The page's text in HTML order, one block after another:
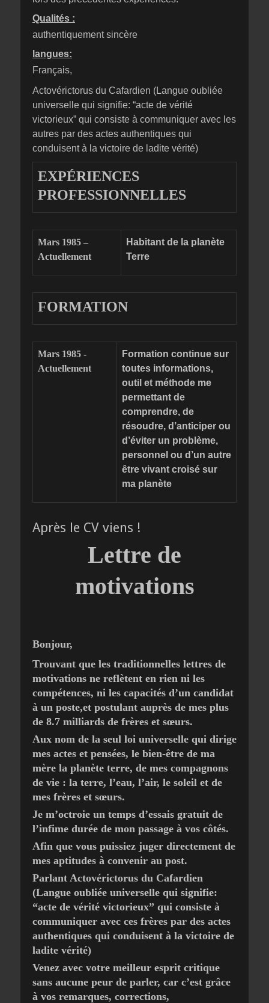
Qualités :
authentiquement sincère
langues:
Français,
Actovérictorus du Cafardien (Langue oubliée
universelle qui signifie: “acte de vérité
victorieux” qui consiste à communiquer avec les
autres par des actes authentiques qui
conduisent à la victoire de ladite vérité)
EXPÉRIENCES
PROFESSIONNELLES
Mars 1985 –
Actuellement
Habitant de la planète
Terre
FORMATION
Mars 1985 -
Actuellement
Formation continue sur
toutes informations,
outil et méthode me
permettant de
comprendre, de
résoudre, d’anticiper ou
d’éviter un problème,
personnel ou d’un autre
être vivant croisé sur
ma planète
Après le CV viens !
Lettre de
motivations
Bonjour,
Trouvant que les traditionnelles lettres de
motivations ne reflètent en rien ni les
compétences, ni les capacités d’un candidat
à un poste,et postulant auprès de mes plus
de 8.7 milliards de frères et sœurs.
Aux nom de la seul loi universelle qui dirige
mes actes et pensées, le bien-être de ma
mère la planète terre, de mes compagnons
de vie : la terre, l’eau, l’air, le soleil et de
mes frères et sœurs.
Je m’octroie un temps d’essais gratuit de
l’infime durée de mon passage à vos côtés.
Afin que vous puissiez juger directement de
mes aptitudes à convenir au post.
Parlant Actovérictorus du Cafardien
(Langue oubliée universelle qui signifie:
“acte de vérité victorieux” qui consiste à
communiquer avec ces frères par des actes
authentiques qui conduisent à la victoire de
ladite vérité)
Venez avec votre meilleur esprit critique
sans aucune peur de parler, car c’est grâce
à vos remarques, corrections,